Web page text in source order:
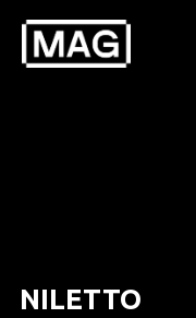
NILETTO